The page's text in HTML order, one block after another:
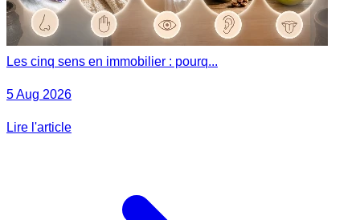
Les cinq sens en immobilier : pourq...
5 Aug 2026
Lire l'article